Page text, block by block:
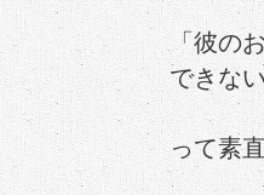
「彼の
できな
って素